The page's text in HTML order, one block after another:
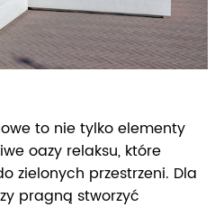
to nie tylko elementy
oazy relaksu, które
zielonych przestrzeni. Dla
pragną stworzyć